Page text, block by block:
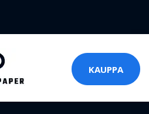
KAUPPA